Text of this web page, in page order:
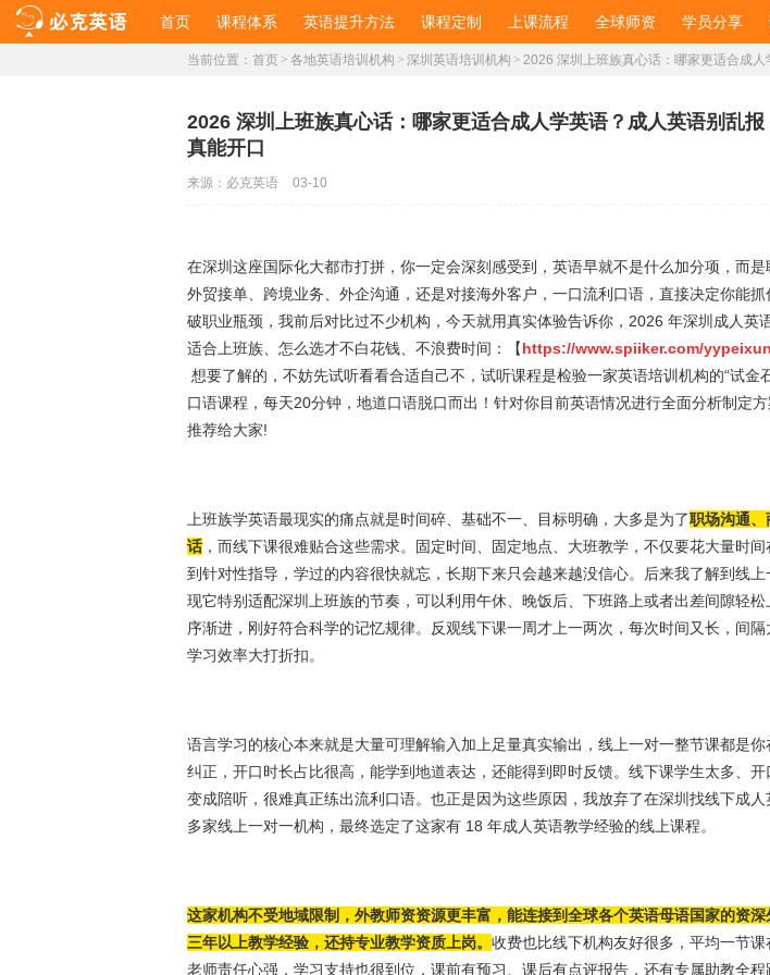
首页 课程体系 英语提升方法 课程定制 上课流程 全球师资 学员分享
当前位置： 首页 > 各地英语培训机构 > 深圳英语培训机构 > 2026 深圳上班族真心话：哪家更适合成
2026 深圳上班族真心话：哪家更适合成人学英语？成人英语别乱
真能开口
来源： 必克英语 03-10
在深圳这座国际化大都市打拼，你一定会深刻感受到，英语早就不是什么加分项，而
外贸接单、跨境业务、外企沟通，还是对接海外客户，一口流利口语，直接决定你能
破职业瓶颈，我前后对比过不少机构，今天就用真实体验告诉你，2026 年深圳成人英
适合上班族、怎么选才不白花钱、不浪费时间：【https://www.spiiker.com/
想要了解的，不妨先试听看看合适自己不，试听课程是检验一家英语培训机构的“试金
口语课程，每天20分钟，地道口语脱口而出！针对你目前英语情况进行全面分析制定方
推荐给大家!
上班族学英语最现实的痛点就是时间碎、基础不一、目标明确，大多是为了职场沟通、
话 ，而线下课很难贴合这些需求。固定时间、固定地点、大班教学，不仅要花大量时
到针对性指导，学过的内容很快就忘，长期下来只会越来越没信心。后来我了解到线
现它特别适配深圳上班族的节奏，可以利用午休、晚饭后、下班路上或者出差间隙轻
序渐进，刚好符合科学的记忆规律。反观线下课一周才上一两次，每次时间又长，间隔
学习效率大打折扣。
语言学习的核心本来就是大量可理解输入加上足量真实输出，线上一对一整节课都是
纠正，开口时长占比很高，能学到地道表达，还能得到即时反馈。线下课学生太多、
变成陪听，很难真正练出流利口语。也正是因为这些原因，我放弃了在深圳找线下成
多家线上一对一机构，最终选定了这家有 18 年成人英语教学经验的线上课程。
这家机构不受地域限制，外教师资资源更丰富，能连接到全球各个英语母语国家的资
三年以上教学经验，还持专业教学资质上岗。 收费也比线下机构友好很多，平均一节课
老师责任心强，学习支持也很到位，课前有预习、课后有点评报告，还有专属助教全